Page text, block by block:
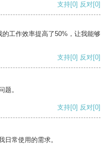
支持[0] 反对[0]
工作效率提高了50%，让我能够
支持[0] 反对[0]
题。
支持[0] 反对[0]
日常使用的需求。